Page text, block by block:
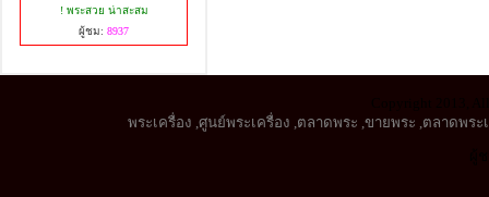
! พระสวย น่าสะสม
ผู้ชม: 8937
พระเครื่อง ,ศูนย์พระเครื่อง ,ตลาดพระ ,ขายพระ ,ตลาดพระ